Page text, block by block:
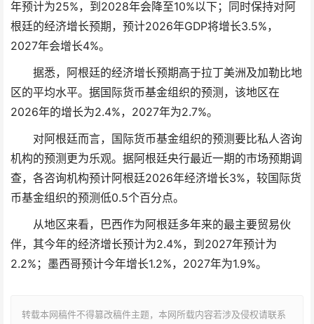
年预计为25%，到2028年会降至10%以下；同时保持对阿
根廷的经济增长预期，预计2026年GDP将增长3.5%，
2027年会增长4%。
据悉，阿根廷的经济增长预期高于拉丁美洲及加勒比地
区的平均水平。据国际货币基金组织的预测，该地区在
2026年的增长为2.4%，2027年为2.7%。
对阿根廷而言，国际货币基金组织的预测要比私人咨询
机构的预测更为乐观。据阿根廷央行最近一期的市场预期调
查，各咨询机构预计阿根廷2026年经济增长3%，较国际货
币基金组织的预测低0.5个百分点。
从地区来看，巴西作为阿根廷多年来的最主要贸易伙
伴，其今年的经济增长预计为2.4%，到2027年预计为
2.2%；墨西哥预计今年增长1.2%，2027年为1.9%。
转载本网稿件不得篡改稿件主题，本网所载内容若涉及侵权请联系